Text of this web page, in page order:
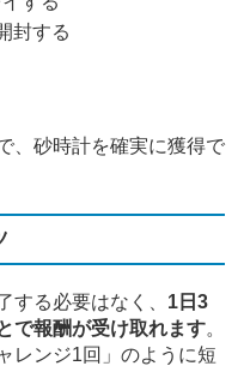
封する
、砂時計を確実に獲得で
する必要はなく、 1日3
で報酬が受け取れます。
レンジ1回」のように短